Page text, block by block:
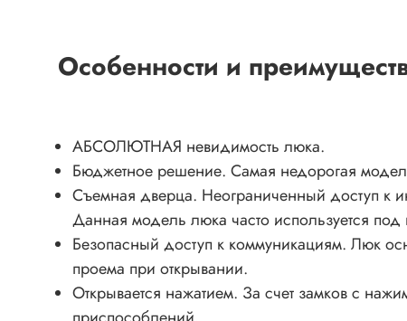
Особенности и
АБСОЛЮТНАЯ невидимость люка.
Бюджетное решение. Самая недорогая
Съемная дверца. Неограниченный доступ к
Данная модель люка часто используется
Безопасный доступ к коммуникациям. Люк
проема при открывании.
Открывается нажатием. За счет замков с